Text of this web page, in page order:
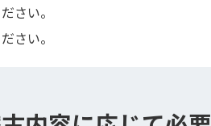
さい。
さい。